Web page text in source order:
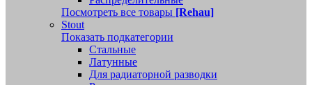
Посмотреть все товары [Rehau]
Stout
Показать подкатегории
Стальные
Латунные
Для радиаторной разводки